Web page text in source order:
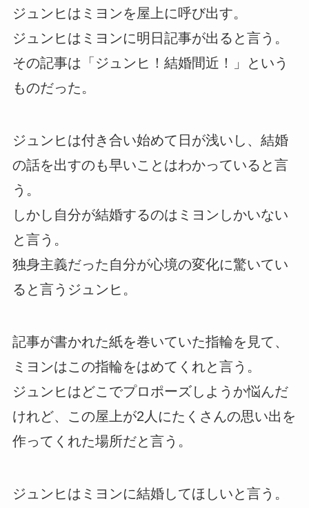
ジュンヒはミヨンを屋上に呼び出す。
ジュンヒはミヨンに明日記事が出ると言う。
その記事は「ジュンヒ！結婚間近！」という
ものだった。
ジュンヒは付き合い始めて日が浅いし、結婚
の話を出すのも早いことはわかっていると言
う。
しかし自分が結婚するのはミヨンしかいない
と言う。
独身主義だった自分が心境の変化に驚いてい
ると言うジュンヒ。
記事が書かれた紙を巻いていた指輪を見て、
ミヨンはこの指輪をはめてくれと言う。
ジュンヒはどこでプロポーズしようか悩んだ
けれど、この屋上が2人にたくさんの思い出を
作ってくれた場所だと言う。
ジュンヒはミヨンに結婚してほしいと言う。